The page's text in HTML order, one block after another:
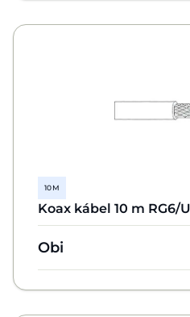
10 M
Koax kábel 10 m RG6/
Obi